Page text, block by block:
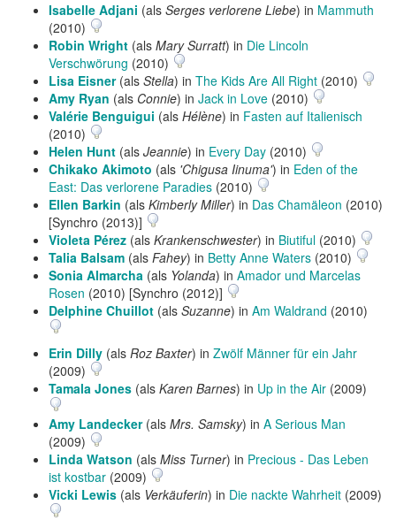
Isabelle Adjani (als Serges verlorene Liebe) in Mammuth
(2010)
Robin Wright (als Mary Surratt) in Die Lincoln
Verschwörung (2010)
Lisa Eisner(als Stella) in The Kids Are All Right (2010)
Amy Ryan (als Connie) in Jack in Love (2010)
Valérie Benguigui (als Hélène) in Fasten auf Italienisch
(2010)
Helen Hunt (als Jeannie) in Every Day (2010)
Chikako Akimoto (als 'Chigusa Iinuma') in Eden of the
East: Das verlorene Paradies (2010)
Ellen Barkin (als Kimberly Miller) in Das Chamäleon (2010)
[Synchro (2013)]
Violeta Pérez (als Krankenschwester) in Biutiful (2010)
Talia Balsam (als Fahey) in Betty Anne Waters (2010)
Sonia Almarcha (als Yolanda) in Amador und Marcelas
Rosen (2010) [Synchro (2012)]
Delphine Chuillot (als Suzanne) in Am Waldrand (2010)
Erin Dilly (als Roz Baxter) in Zwölf Männer für ein Jahr
(2009)
Tamala Jones (als Karen Barnes) in Up in the Air (2009)
Amy Landecker(als Mrs. Samsky) in A Serious Man
(2009)
Linda Watson (als Miss Turner) in Precious - Das Leben
ist kostbar (2009)
Vicki Lewis (als Verkäuferin) in Die nackte Wahrheit (2009)